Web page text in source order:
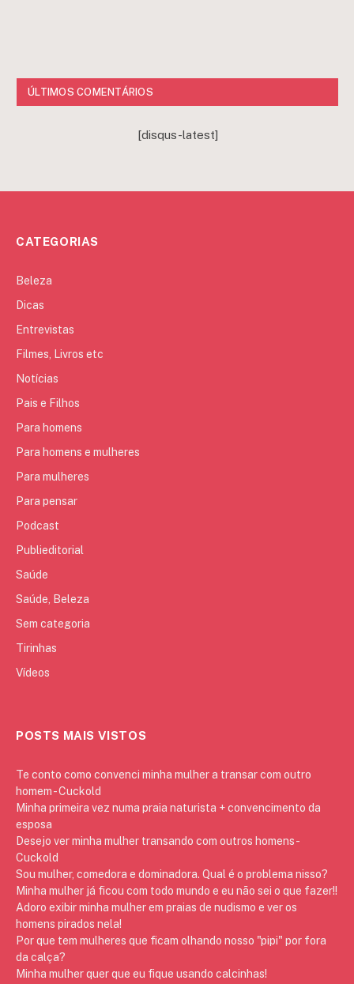
ÚLTIMOS COMENTÁRIOS
[disqus-latest]
CATEGORIAS
Beleza
Dicas
Entrevistas
Filmes, Livros etc
Notícias
Pais e Filhos
Para homens
Para homens e mulheres
Para mulheres
Para pensar
Podcast
Publieditorial
Saúde
Saúde, Beleza
Sem categoria
Tirinhas
Vídeos
POSTS MAIS VISTOS
Te conto como convenci minha mulher a transar com outro
homem - Cuckold
Minha primeira vez numa praia naturista + convencimento da
esposa
Desejo ver minha mulher transando com outros homens -
Cuckold
Sou mulher, comedora e dominadora. Qual é o problema nisso?
Minha mulher já ficou com todo mundo e eu não sei o que fazer!!
Adoro exibir minha mulher em praias de nudismo e ver os
homens pirados nela!
Por que tem mulheres que ficam olhando nosso "pipi" por fora
da calça?
Minha mulher quer que eu fique usando calcinhas!